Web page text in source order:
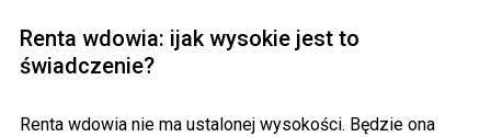
Renta wdowia: ijak wysokie jest to
świadczenie?
Renta wdowia nie ma ustalonej wysokości. Będzie ona